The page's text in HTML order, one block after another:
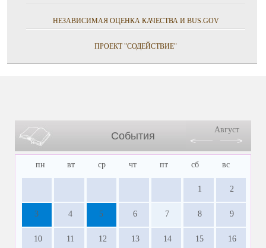
НЕЗАВИСИМАЯ ОЦЕНКА КАЧЕСТВА И BUS.GOV
ПРОЕКТ "СОДЕЙСТВИЕ"
События
Август
пн вт ср чт пт сб вс
1 2
3 4 5 6 7 8 9
10 11 12 13 14 15 16